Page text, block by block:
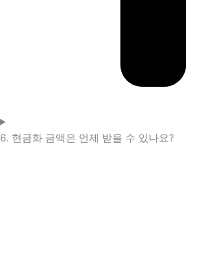
6. 현금화 금액은 언제 받을 수 있나요?